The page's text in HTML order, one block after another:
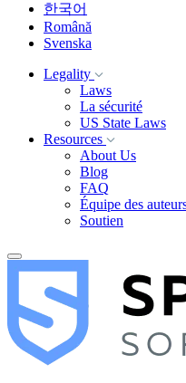
한국어
Română
Svenska
Legality
Laws
La sécurité
US State Laws
Resources
About Us
Blog
FAQ
Équipe des
Soutien